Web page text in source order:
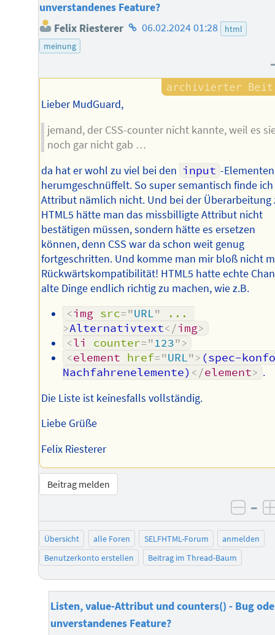
unverstandenes Feature?
Felix Riesterer Homepage
06.02.2024 01:28
html
meinung
Lieber MudGuard,
jemand, der CSS-counter nicht kannte, weil es
noch gar nicht gab …
da hat er wohl zu viel bei den input -Elementen
herumgeschnüffelt. So super semantisch finde
Attribut nämlich nicht. Und bei der Überarbeitung
HTML5 hätte man das missbilligte Attribut nicht
bestätigen müssen, sondern hätte es ersetzen
können, denn CSS war da schon weit genug
fortgeschritten. Und komme man mir bloß nicht
Rückwärtskompatibilität! HTML5 hatte echte
alte Dinge endlich richtig zu machen, wie z.B.
<img src="URL"
...
>Alternativtext</img>
<li counter="123">
<element href="URL"> (spec-
Nachfahrenelemente) </element> .
Die Liste ist keinesfalls vollständig.
Liebe Grüße
Felix Riesterer
Beitrag melden
–
Übersicht alle Foren SELFHTML-Forum
anmelden
Benutzerkonto erstellen
Beitrag im Thread-Baum
Listen, value-Attribut und counters() - Bug
unverstandenes Feature?